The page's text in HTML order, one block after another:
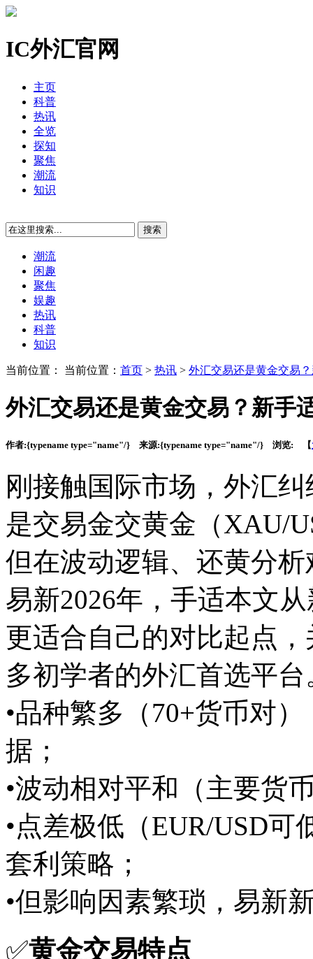
IC外汇官网
主页
科普
热讯
全览
探知
聚焦
潮流
知识
潮流
闲趣
聚焦
娱趣
热讯
科普
知识
当前位置： 当前位置： 首页 > 热讯 > 外汇交易还是黄金交易
外汇交易还是黄金交易？新手
作者:{typename type="name"/} 来源:{typename type="name"/} 浏览: 【
刚接触国际市场，外汇
是交易金交黄金（XAU/
但在波动逻辑、还黄分析
易新2026年，手适本文
更适合自己的对比起点
多初学者的外汇首选平台
•品种繁多（70+货币对
据；
•波动相对平和（主要货
•点差极低（EUR/USD
套利策略；
•但影响因素繁琐，易新
✅黄金交易特点